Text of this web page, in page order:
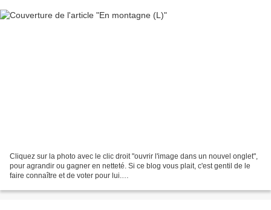
Cliquez sur la photo avec le clic droit "ouvrir l'image dans un nouvel onglet",
pour agrandir ou gagner en netteté. Si ce blog vous plait, c'est gentil de le
faire connaître et de voter pour lui.